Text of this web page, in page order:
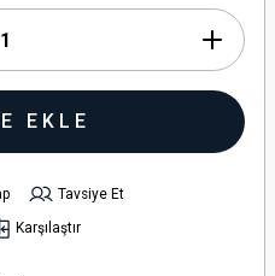
EKLE
Tavsiye Et
Karşılaştır